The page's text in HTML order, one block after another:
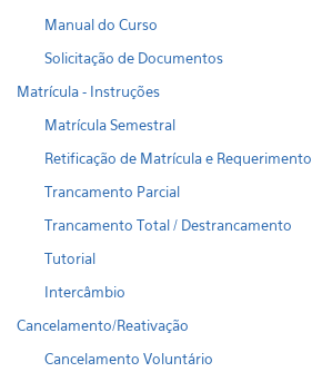
Manual do Curso
Solicitação de Documentos
Matrícula - Instruções
Matrícula Semestral
Retificação de Matrícula e Requerimento
Trancamento Parcial
Trancamento Total / Destrancamento
Tutorial
Intercâmbio
Cancelamento/Reativação
Cancelamento Voluntário